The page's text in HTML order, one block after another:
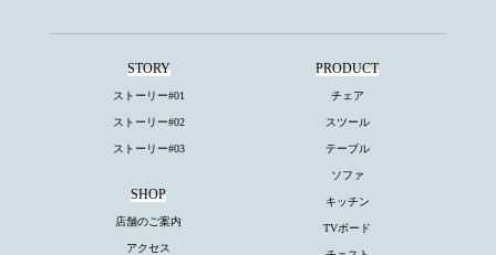
STORY
ストーリー#01
ストーリー#02
ストーリー#03
SHOP
店舗のご案内
アクセス
PRODUCT
チェア
スツール
テーブル
ソファ
キッチン
TVボード